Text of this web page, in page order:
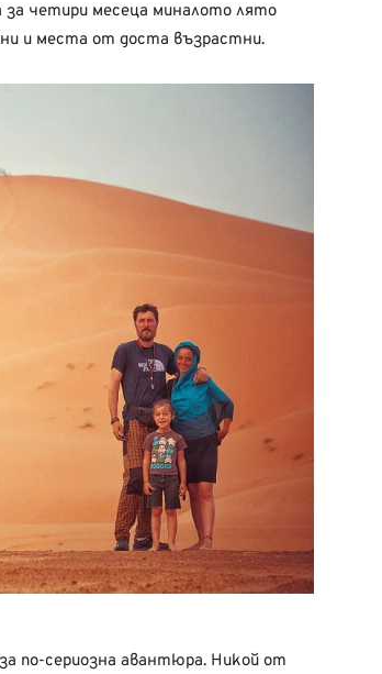
четири месеца миналото лято
и места от доста възрастни.
по-сериозна авантюра. Никой от